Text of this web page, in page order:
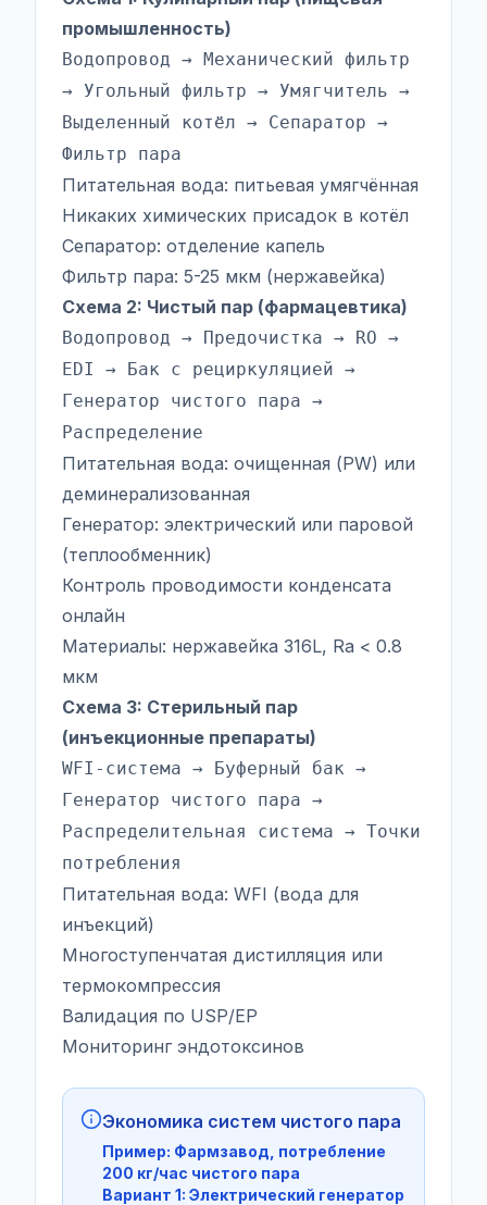
промышленность)
Водопровод → Механический фильтр
→ Угольный фильтр → Умягчитель →
Выделенный котёл → Сепаратор →
Фильтр пара
Питательная вода: питьевая умягчённая
Никаких химических присадок в котёл
Сепаратор: отделение капель
Фильтр пара: 5-25 мкм (нержавейка)
Схема 2: Чистый пар (фармацевтика)
Водопровод → Предочистка → RO →
EDI → Бак с рециркуляцией →
Генератор чистого пара →
Распределение
Питательная вода: очищенная (PW) или
деминерализованная
Генератор: электрический или паровой
(теплообменник)
Контроль проводимости конденсата
онлайн
Материалы: нержавейка 316L, Ra < 0.8
мкм
Схема 3: Стерильный пар
(инъекционные препараты)
WFI-система → Буферный бак →
Генератор чистого пара →
Распределительная система → Точки
потребления
Питательная вода: WFI (вода для
инъекций)
Многоступенчатая дистилляция или
термокомпрессия
Валидация по USP/EP
Мониторинг эндотоксинов
Экономика систем чистого пара
Пример: Фармзавод, потребление
200 кг/час чистого пара
Вариант 1: Электрический генератор